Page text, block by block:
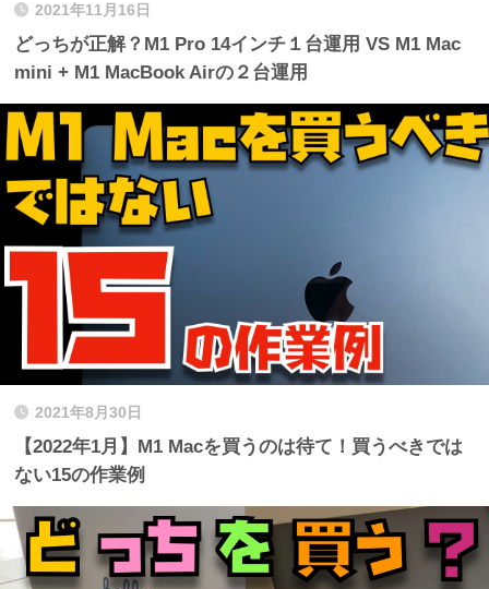
2021年11月16日
どっちが正解？M1 Pro 14インチ１台運用 VS M1 Mac
mini + M1 MacBook Airの２台運用
2021年8月30日
【2022年1月】M1 Macを買うのは待て！買うべきでは
ない15の作業例